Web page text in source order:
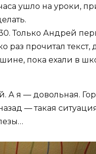
ушло на уроки,
Только Андрей
раз прочитал
пока ехали в
А я — довольная.
— такая